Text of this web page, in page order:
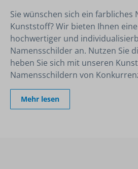
Sie wünschen sich ein farbliches
Kunststoff? Wir bieten Ihnen
hochwertiger und
Namensschilder an. Nutzen Sie
heben Sie sich mit unseren
Namensschildern von
Mehr lesen